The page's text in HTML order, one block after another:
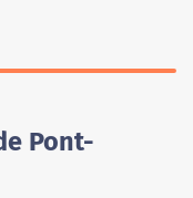
Pont-